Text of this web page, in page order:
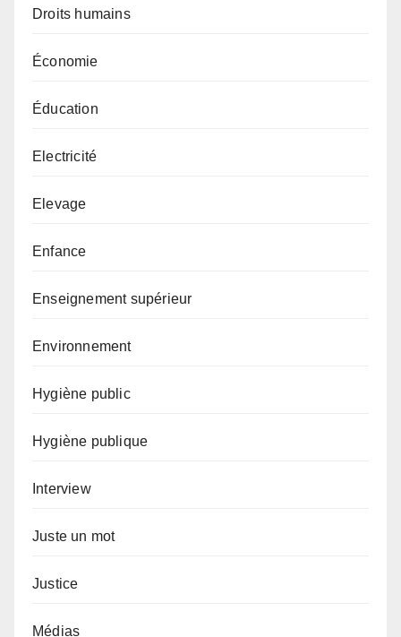
Droits humains
Économie
Éducation
Electricité
Elevage
Enfance
Enseignement supérieur
Environnement
Hygiène public
Hygiène publique
Interview
Juste un mot
Justice
Médias